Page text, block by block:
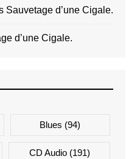
Sauvetage d’une Cigale.
d’une Cigale.
Blues (94)
CD Audio(191)